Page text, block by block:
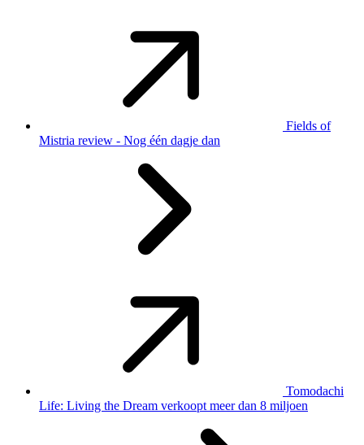
Fields of
Mistria review - Nog één dagje dan
Tomodachi
Life: Living the Dream verkoopt meer dan 8 miljoen